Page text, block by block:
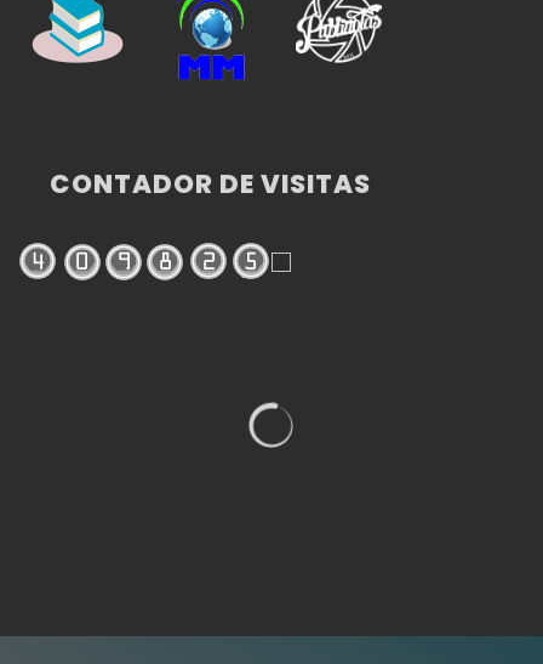
CONTADOR DE VISITAS